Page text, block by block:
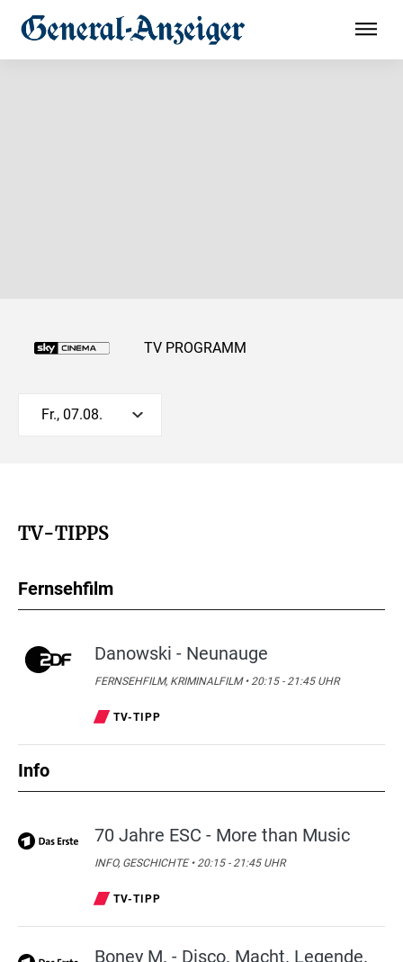
TV PROGRAMM
Fr., 07.08.
TV-TIPPS
Fernsehfilm
Danowski - Neunauge
FERNSEHFILM, KRIMINALFILM • 20:15 - 21:45 UHR
TV-TIPP
Info
70 Jahre ESC - More than Music
INFO, GESCHICHTE • 20:15 - 21:45 UHR
TV-TIPP
Boney M. - Disco. Macht. Legende.